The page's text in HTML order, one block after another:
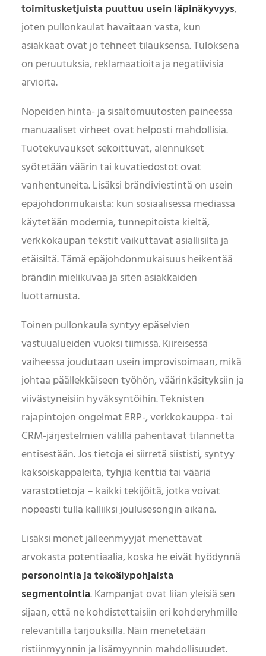
toimitusketjuista puuttuu usein läpinäkyvyys,
joten pullonkaulat havaitaan vasta, kun
asiakkaat ovat jo tehneet tilauksensa. Tuloksena
on peruutuksia, reklamaatioita ja negatiivisia
arvioita.
Nopeiden hinta- ja sisältömuutosten paineessa
manuaaliset virheet ovat helposti mahdollisia.
Tuotekuvaukset sekoittuvat, alennukset
syötetään väärin tai kuvatiedostot ovat
vanhentuneita. Lisäksi brändiviestintä on usein
epäjohdonmukaista: kun sosiaalisessa mediassa
käytetään modernia, tunnepitoista kieltä,
verkkokaupan tekstit vaikuttavat asiallisilta ja
etäisiltä. Tämä epäjohdonmukaisuus heikentää
brändin mielikuvaa ja siten asiakkaiden
luottamusta.
Toinen pullonkaula syntyy epäselvien
vastuualueiden vuoksi tiimissä. Kiireisessä
vaiheessa joudutaan usein improvisoimaan, mikä
johtaa päällekkäiseen työhön, väärinkäsityksiin ja
viivästyneisiin hyväksyntöihin. Teknisten
rajapintojen ongelmat ERP-, verkkokauppa- tai
CRM-järjestelmien välillä pahentavat tilannetta
entisestään. Jos tietoja ei siirretä siististi, syntyy
kaksoiskappaleita, tyhjiä kenttiä tai vääriä
varastotietoja – kaikki tekijöitä, jotka voivat
nopeasti tulla kalliiksi joulusesongin aikana.
Lisäksi monet jälleenmyyjät menettävät
arvokasta potentiaalia, koska he eivät hyödynnä
personointia ja tekoälypohjaista
segmentointia. Kampanjat ovat liian yleisiä sen
sijaan, että ne kohdistettaisiin eri kohderyhmille
relevantilla tarjouksilla. Näin menetetään
ristiinmyynnin ja lisämyynnin mahdollisuudet.